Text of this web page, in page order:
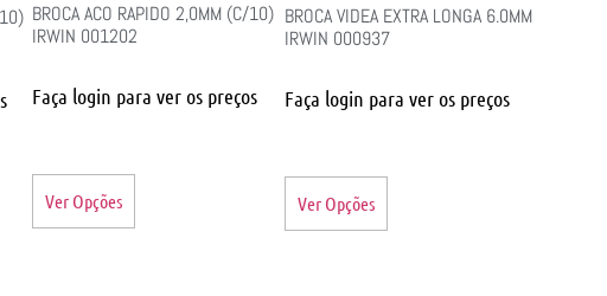
BROCA ACO RAPIDO 2,0MM (C/10)
IRWIN 001202
Faça login para ver os preços
Ver Opções
BROCA VIDEA EXTRA LONGA 6.0MM
IRWIN 000937
Faça login para ver os preços
Ver Opções